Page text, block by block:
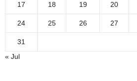
17 18 19 20
24 25 26 27
31
« Jul